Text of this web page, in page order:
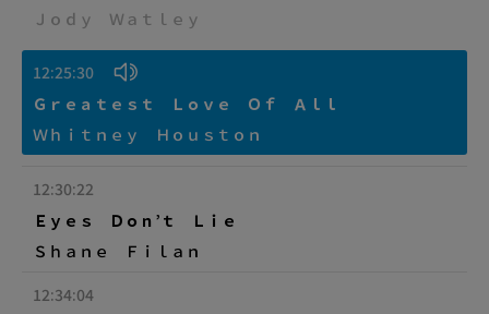
Ｊｏｄｙ Ｗａｔｌｅｙ
12:25:30
Ｇｒｅａｔｅｓｔ Ｌｏｖｅ Ｏｆ Ａｌｌ
Ｗｈｉｔｎｅｙ Ｈｏｕｓｔｏｎ
12:30:22
Ｅｙｅｓ Ｄｏｎ’ｔ Ｌｉｅ
Ｓｈａｎｅ Ｆｉｌａｎ
12:34:04